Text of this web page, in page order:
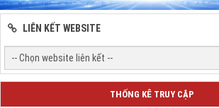
LIÊN KẾT WEBSITE
THỐNG KÊ TRUY CẬP